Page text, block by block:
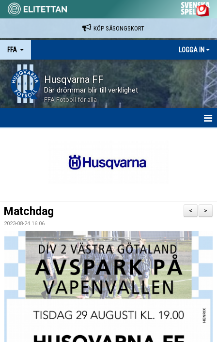
KÖP SÄSONGSKORT
FFA LOGGA IN
Husqvarna FF
Där drömmar blir till verklighet
FFA Fotboll för alla
DOKUMENT
KONTAKT
MATCHER
>
<
Matchdag
2023-08-24 16:06